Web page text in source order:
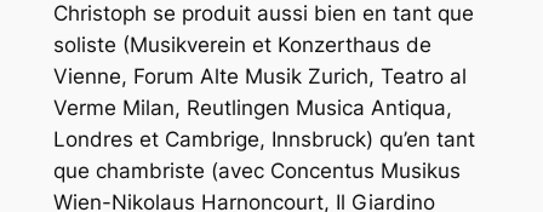
Christoph se produit aussi bien en tant que
soliste (Musikverein et Konzerthaus de
Vienne, Forum Alte Musik Zurich, Teatro al
Verme Milan, Reutlingen Musica Antiqua,
Londres et Cambrige, Innsbruck) qu’en tant
que chambriste (avec Concentus Musikus
Wien-Nikolaus Harnoncourt, Il Giardino